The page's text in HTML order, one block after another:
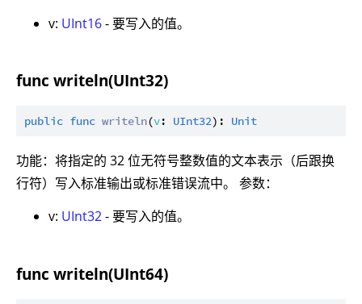
v: UInt16- 要写入的值。
func writeln(UInt32)
public func writeln(v: UInt32): Unit
功能：将指定的 32 位无符号整数值的文本表示（后跟换
行符）写入标准输出或标准错误流中。 参数：
v: UInt32- 要写入的值。
func writeln(UInt64)